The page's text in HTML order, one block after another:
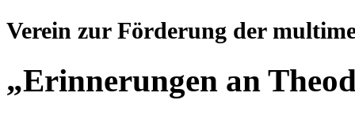
Verein zur Förderung der
„Erinnerungen an